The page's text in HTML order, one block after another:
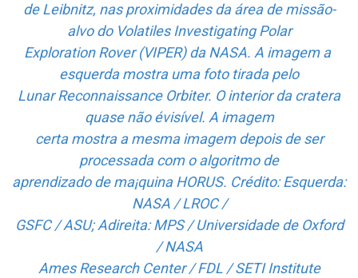
de Leibnitz, nas proximidades da área de missão-
alvo do Volatiles Investigating Polar
Exploration Rover (VIPER) da NASA. A imagem a
esquerda mostra uma foto tirada pelo
Lunar Reconnaissance Orbiter. O interior da cratera
quase não évisível. A imagem
certa mostra a mesma imagem depois de ser
processada com o algoritmo de
aprendizado de ma¡quina HORUS. Crédito: Esquerda:
NASA / LROC /
GSFC / ASU; Adireita: MPS / Universidade de Oxford
/ NASA
Ames Research Center / FDL / SETI Institute